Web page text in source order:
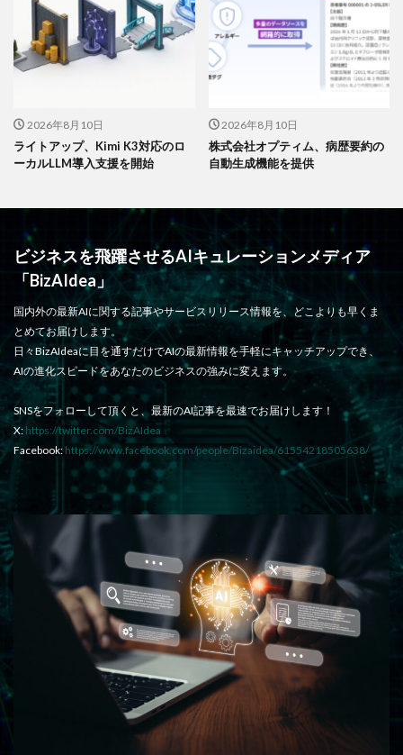
2026年8月10日
ライトアップ、Kimi K3対応のロ
ーカルLLM導入支援を開始
2026年8月10日
株式会社オプティム、病歴要約の
自動生成機能を提供
ビジネスを飛躍させるAIキュレーションメディア
「BizAIdea」
国内外の最新AIに関する記事やサービスリリース情報を、どこよりも早くま
とめてお届けします。
日々BizAIdeaに目を通すだけでAIの最新情報を手軽にキャッチアップでき、
AIの進化スピードをあなたのビジネスの強みに変えます。
SNSをフォローして頂くと、最新のAI記事を最速でお届けします！
X: https://twitter.com/BizAIdea
Facebook: https://www.facebook.com/people/Bizaidea/61554218505638/